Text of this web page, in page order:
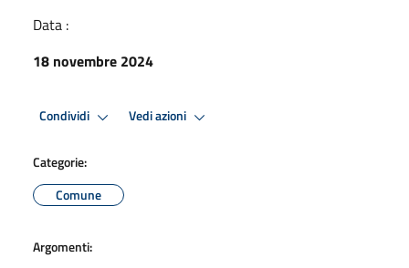
Data :
18 novembre 2024
Condividi Vedi azioni
Categorie:
Comune
Argomenti: